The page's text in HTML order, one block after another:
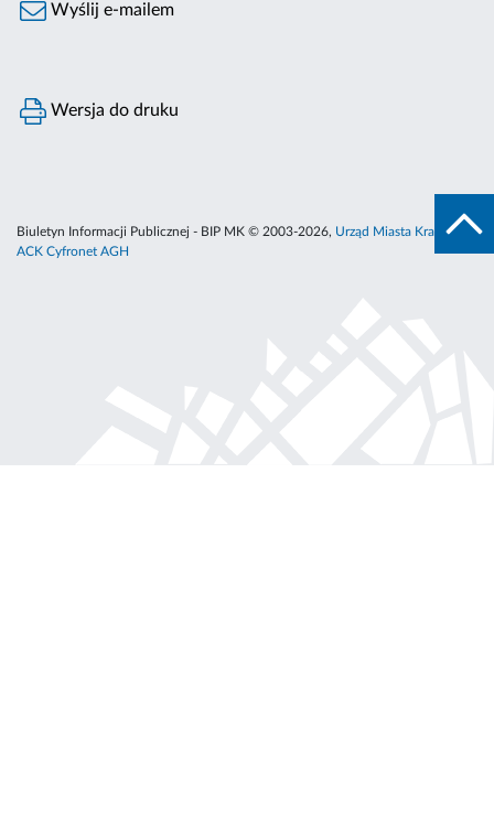
Wyślij e-mailem
Wersja do druku
Biuletyn Informacji Publicznej - BIP MK © 2003-2026, Urząd Miasta Krakowa
ACK Cyfronet AGH